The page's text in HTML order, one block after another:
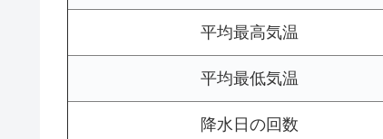
平均最高気温
平均最低気温
降水日の回数